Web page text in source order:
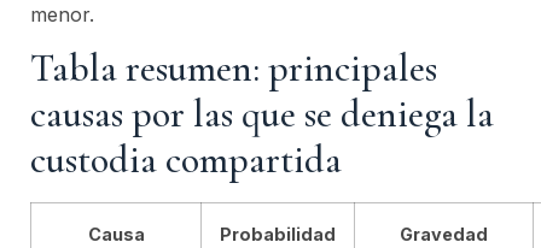
menor.
Tabla resumen: principales
causas por las que se deniega la
custodia compartida
Causa
Probabilidad
Gravedad